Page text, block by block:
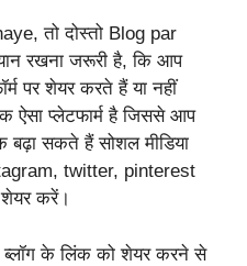
तो दोस्तो Blog par
रखना जरूरी है, कि आप
पर शेयर करते हैं या नहीं
ऐसा प्लेटफार्म है जिससे आप
सकते हैं सोशल मीडिया
twitter, pinterest
करें।
ब्लॉग के लिंक को शेयर करने से